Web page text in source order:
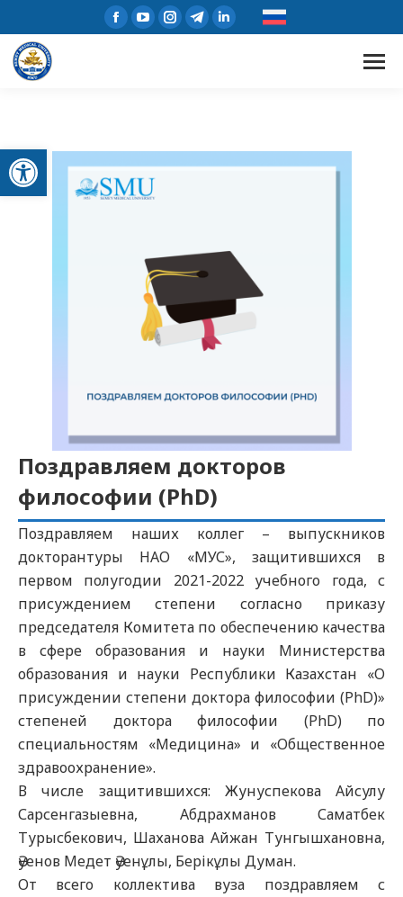
Открыть панель инструментов
Поздравляем докторов
философии (PhD)
Поздравляем наших коллег – выпускников
докторантуры НАО «МУС», защитившихся в
первом полугодии 2021-2022 учебного года, с
присуждением степени согласно приказу
председателя Комитета по обеспечению качества
в сфере образования и науки Министерства
образования и науки Республики Казахстан «О
присуждении степени доктора философии (PhD)»
степеней доктора философии (PhD) по
специальностям «Медицина» и «Общественное
здравоохранение».
В числе защитившихся: Жунуспекова Айсулу
Сарсенгазыевна, Абдрахманов Саматбек
Турысбекович, Шаханова Айжан Тунгышхановна,
Әуенов Медет Әуенұлы, Берікұлы Думан.
От всего коллектива вуза поздравляем с